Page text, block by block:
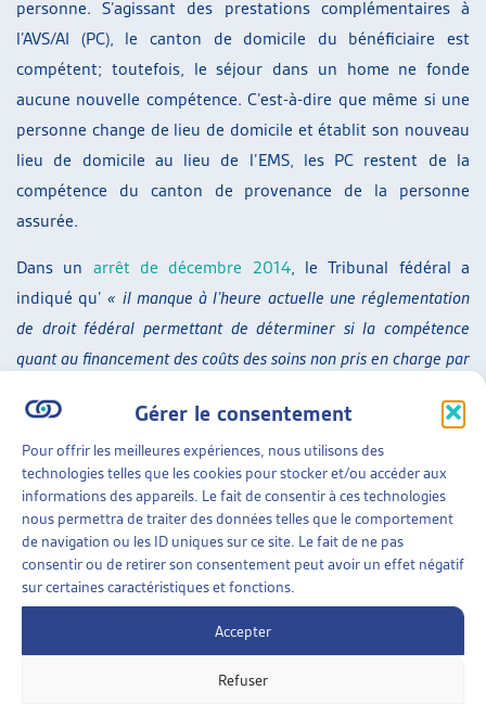
Gérer le consentement
Pour offrir les meilleures expériences, nous utilisons des
technologies telles que les cookies pour stocker et/ou accéder aux
informations des appareils. Le fait de consentir à ces technologies
nous permettra de traiter des données telles que le comportement
de navigation ou les ID uniques sur ce site. Le fait de ne pas
consentir ou de retirer son consentement peut avoir un effet négatif
sur certaines caractéristiques et fonctions.
Accepter
Refuser
personne. S’agissant des prestations complémentaires à
l’AVS/AI (PC), le canton de domicile du bénéficiaire est
compétent; toutefois, le séjour dans un home ne fonde
aucune nouvelle compétence. C’est-à-dire que même si une
personne change de lieu de domicile et établit son nouveau
lieu de domicile au lieu de l’EMS, les PC restent de la
compétence du canton de provenance de la personne
assurée.
Dans un arrêt de décembre 2014, le Tribunal fédéral a
indiqué qu’« il manque à l’heure actuelle une réglementation
de droit fédéral permettant de déterminer si la compétence
quant au financement des coûts des soins non pris en charge par
domicile (à l’instar du droit applicable en matière de prestations
complémentaires et d’aide sociale) ou si l’entrée dans un home
ou dans un établissement médico-social (valant création d’un
nouveau domicile) entraîne la compétence en matière de
financement résiduel du canton où se situe l’établissement »
Tribunal fédéral a alors indiqué que« jusqu’à l’entrée en
vigueur d’une réglementation de droit fédéral, la compétence
en matière de financement résiduel dans les rapports
intercantonaux se détermine selon le principe du domicile »